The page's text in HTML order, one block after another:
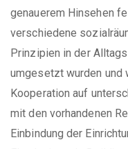
genauerem Hinsehen
verschiedene
Prinzipien in der
umgesetzt wurden und
Kooperation auf
mit den vorhandenen
Einbindung der